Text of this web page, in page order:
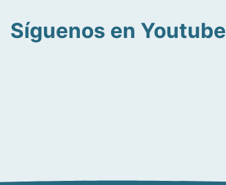
Síguenos en Youtube